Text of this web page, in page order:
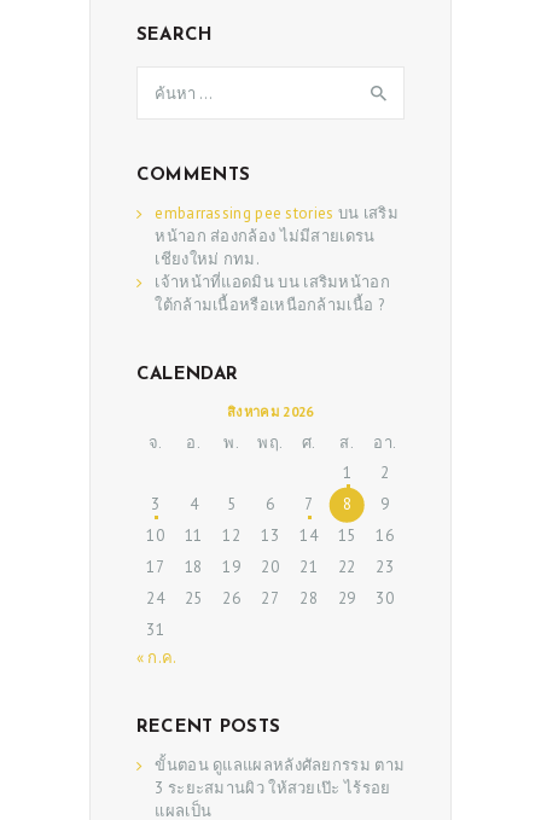
BEAUTY TIPS
PATIENT REVIEWS
CONSULT & RESERVATION
SEARCH
สำหรับ:
COMMENTS
embarrassing pee stories บน เสริม
หน้าอก ส่องกล้อง ไม่มีสายเดรน
เชียงใหม่ กทม.
เจ้าหน้าที่แอดมินบน เสริมหน้าอก
ใต้กล้ามเนื้อหรือเหนือกล้ามเนื้อ ?
CALENDAR
สิงหาคม 2026
จ. อ. พ. พฤ. ศ. ส. อา.
1
2
3
4 5 6 7 8
9
10
11 12 13 14 15
16
17
18 19 20 21 22
23
24
25 26 27 28 29
30
31
« ก.ค.
RECENT POSTS
ขั้นตอน ดูแลแผลหลังศัลยกรรม ตาม
3 ระยะสมานผิว ให้สวยเป๊ะ ไร้รอย
แผลเป็น